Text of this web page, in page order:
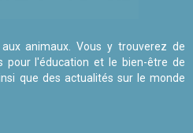
animaux. Vous y trouverez de
pour l'éducation et le bien-être de
que des actualités sur le monde